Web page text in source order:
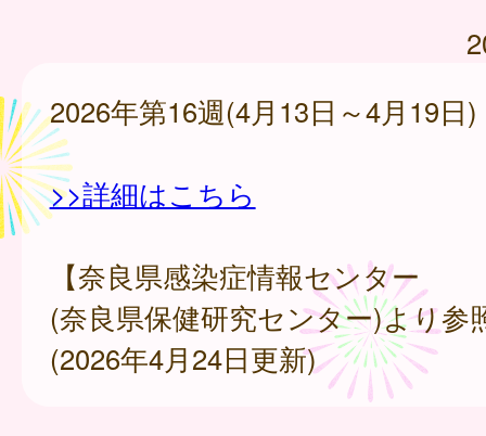
2026年第16週(4月13日～4月19日)
>>詳細はこちら
【奈良県感染症情報センター
(奈良県保健研究センター)より参
(2026年4月24日更新)